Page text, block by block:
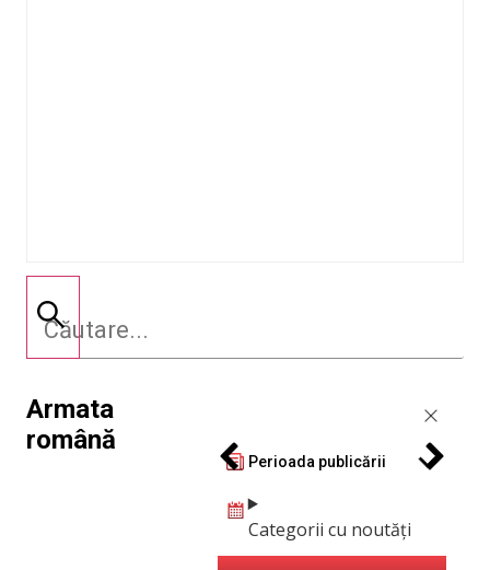
Armata
română
Perioada publicării
Categorii cu noutăți